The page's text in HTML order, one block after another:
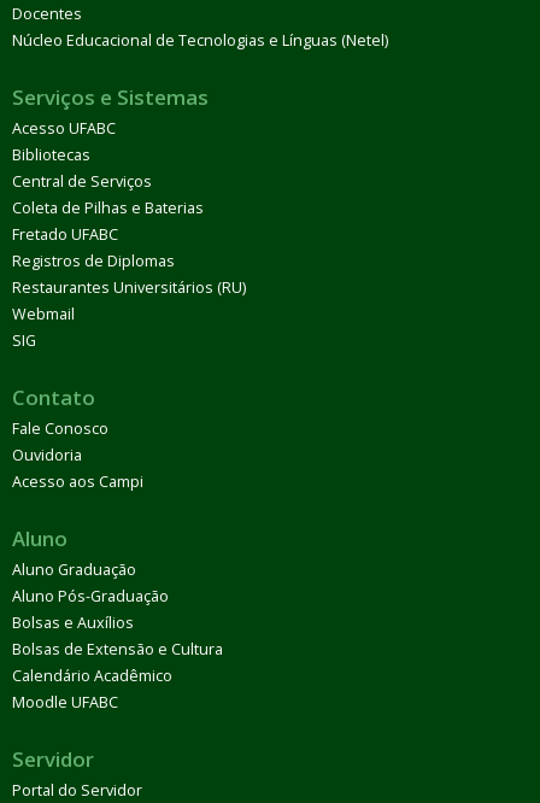
Docentes
Núcleo Educacional de Tecnologias e Línguas (Netel)
Serviços e Sistemas
Acesso UFABC
Bibliotecas
Central de Serviços
Coleta de Pilhas e Baterias
Fretado UFABC
Registros de Diplomas
Restaurantes Universitários (RU)
Webmail
SIG
Contato
Fale Conosco
Ouvidoria
Acesso aos Campi
Aluno
Aluno Graduação
Aluno Pós-Graduação
Bolsas e Auxílios
Bolsas de Extensão e Cultura
Calendário Acadêmico
Moodle UFABC
Servidor
Portal do Servidor